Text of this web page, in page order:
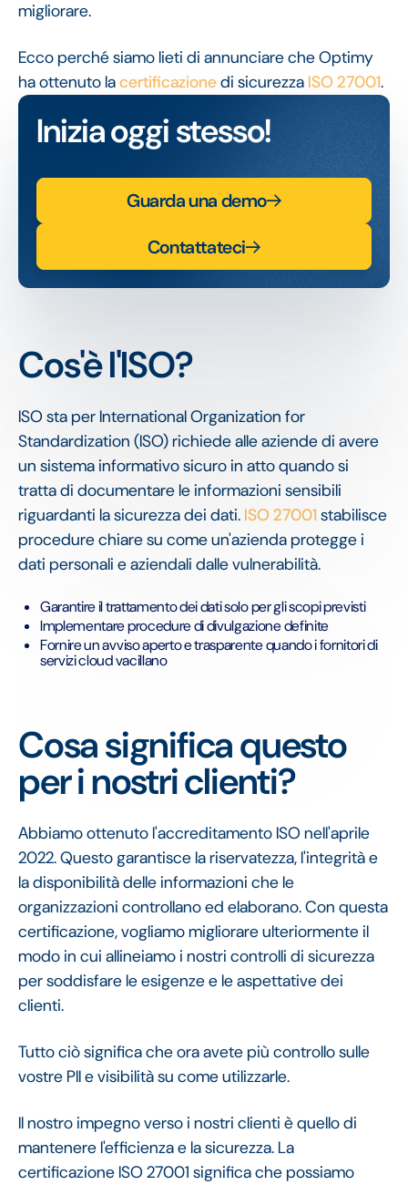
migliorare.
Ecco perché siamo lieti di annunciare che Optimy
ha ottenuto lacertificazionedi sicurezza ISO 27001.
Inizia oggi stesso!
Guarda una demo
Contattateci
Cos'è l'ISO?
ISO sta per International Organization for
Standardization (ISO) richiede alle aziende di avere
un sistema informativo sicuro in atto quando si
tratta di documentare le informazioni sensibili
riguardanti la sicurezza dei dati. ISO 27001stabilisce
procedure chiare su come un'azienda protegge i
dati personali e aziendali dalle vulnerabilità.
Garantire il trattamento dei dati solo per gli scopi previsti
Implementare procedure di divulgazione definite
Fornire un avviso aperto e trasparente quando i fornitori di
servizi cloud vacillano
Cosa significa questo
per i nostri clienti?
Abbiamo ottenuto l'accreditamento ISO nell'aprile
2022. Questo garantisce la riservatezza, l'integrità e
la disponibilità delle informazioni che le
organizzazioni controllano ed elaborano. Con questa
certificazione, vogliamo migliorare ulteriormente il
modo in cui allineiamo i nostri controlli di sicurezza
per soddisfare le esigenze e le aspettative dei
clienti.
Tutto ciò significa che ora avete più controllo sulle
vostre PII e visibilità su come utilizzarle.
Il nostro impegno verso i nostri clienti è quello di
mantenere l'efficienza e la sicurezza. La
certificazione ISO 27001 significa che possiamo